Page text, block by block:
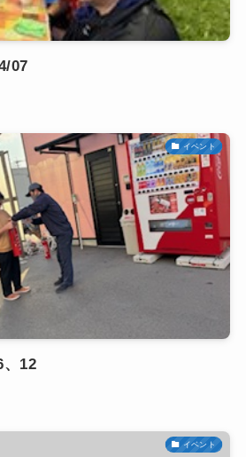
07
イベント
12
イベント